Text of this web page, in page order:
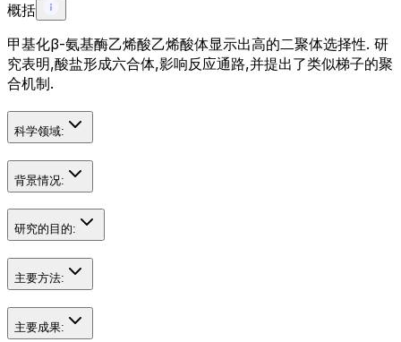
概括
甲基化β-氨基酶乙烯酸乙烯酸体显示出高的二聚体选择性. 研
究表明,酸盐形成六合体,影响反应通路,并提出了类似梯子的聚
合机制.
科学领域:
背景情况:
研究的目的:
主要方法:
主要成果: